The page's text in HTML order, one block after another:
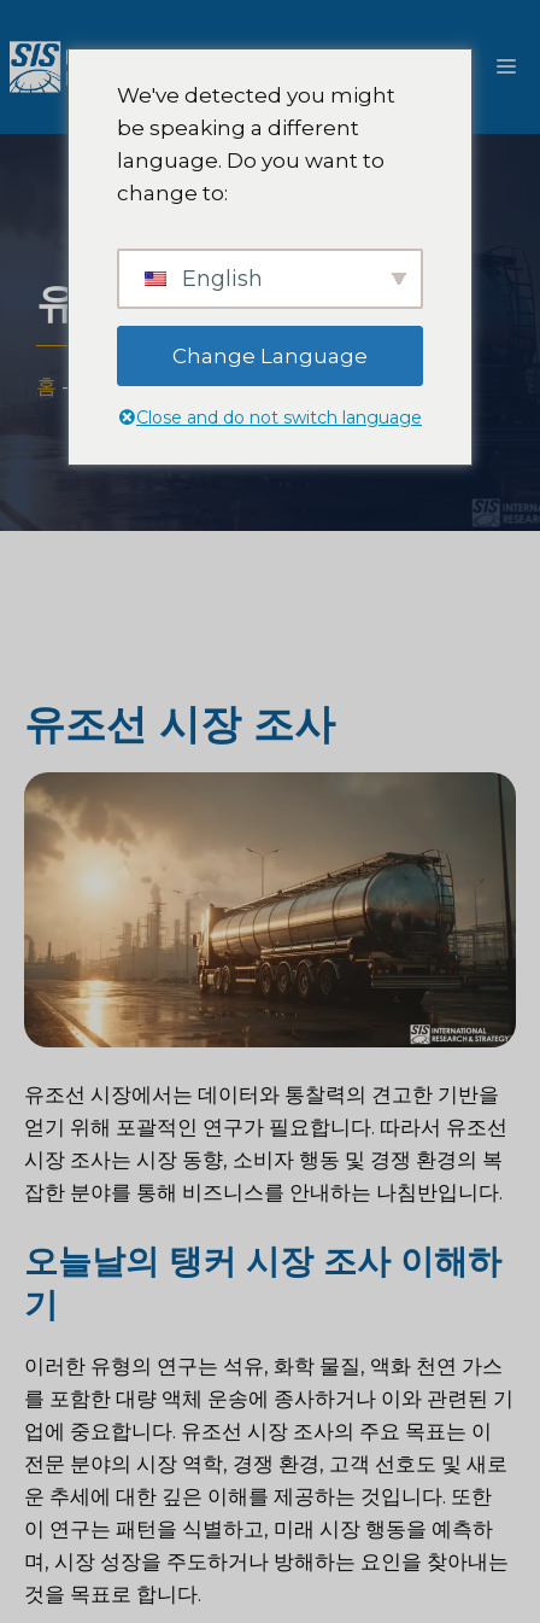
텐
츠
메
유조선 시장 조사
홈 - 전문적 지식-산업-유조선 시장 조사
유조선 시장 조사
유조선 시장에서는 데이터와 통찰력의 견고한 기반을
얻기 위해 포괄적인 연구가 필요합니다. 따라서 유조선
시장 조사는 시장 동향, 소비자 행동 및 경쟁 환경의 복
잡한 분야를 통해 비즈니스를 안내하는 나침반입니다.
오늘날의 탱커 시장 조사 이해하
기
이러한 유형의 연구는 석유, 화학 물질, 액화 천연 가스
를 포함한 대량 액체 운송에 종사하거나 이와 관련된 기
업에 중요합니다. 유조선 시장 조사의 주요 목표는 이
전문 분야의 시장 역학, 경쟁 환경, 고객 선호도 및 새로
운 추세에 대한 깊은 이해를 제공하는 것입니다. 또한
이 연구는 패턴을 식별하고, 미래 시장 행동을 예측하
며, 시장 성장을 주도하거나 방해하는 요인을 찾아내는
것을 목표로 합니다.
We've detected you might
be speaking a different
language. Do you want to
change to:
English
Change Language
Close and do not switch language